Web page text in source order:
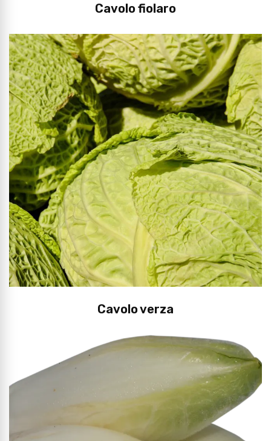
Cavolo fiolaro
Cavolo verza